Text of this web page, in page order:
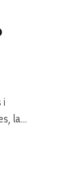
i
la